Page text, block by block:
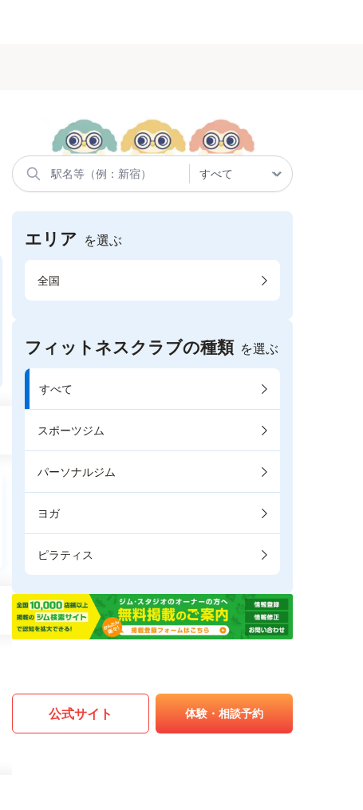
エリア を選ぶ
全国
フィットネスクラブの種類 を選ぶ
すべて
スポーツジム
パーソナルジム
ヨガ
ピラティス
公式サイト 体験・相談予約